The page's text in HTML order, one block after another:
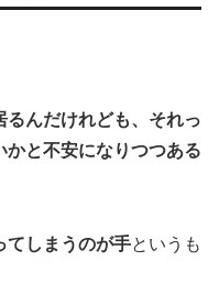
るんだけれども、それっ
と不安になりつつある
てしまうのが手というも